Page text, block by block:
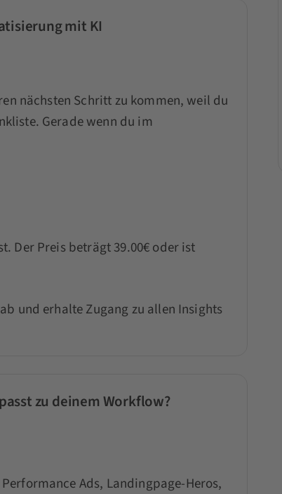
mit KI
nächsten Schritt zu kommen, weil du
Gerade wenn du im
Der Preis beträgt 39.00€ oder ist
und erhalte Zugang zu allen Insights
zu deinem Workflow?
Ads, Landingpage-Heros,